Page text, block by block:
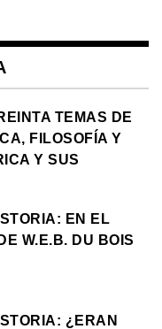
TEMAS DE
FILOSOFÍA Y
Y SUS
EN EL
W.E.B. DU BOIS
¿ERAN